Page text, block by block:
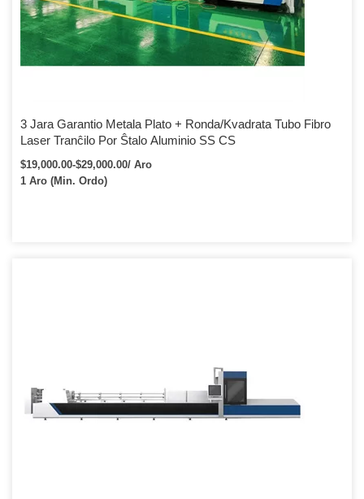
3 Jara Garantio Metala Plato + Ronda/Kvadrata Tubo Fibro
Laser Tranĉilo Por Ŝtalo Aluminio SS CS
$19,000.00-$29,000.00/ Aro
1 Aro (Min. Ordo)